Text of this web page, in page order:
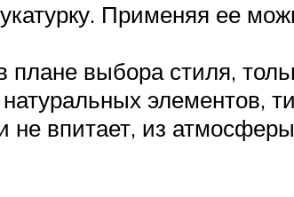
Применяя ее
плане выбора стиля,
элементов,
не впитает, из